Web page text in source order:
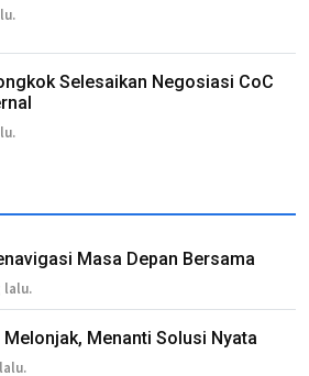
Selesaikan Negosiasi CoC
Masa Depan Bersama
lalu.
Menanti Solusi Nyata